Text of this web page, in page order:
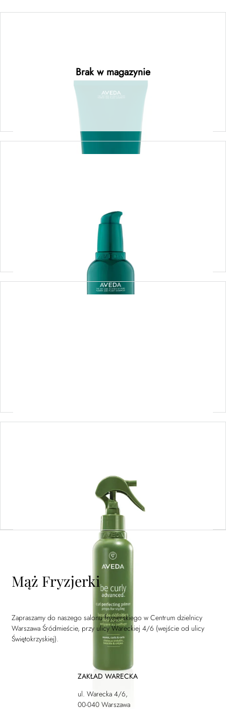
Dowiedz się więcej
Brak w magazynie
175,00
Dodaj do koszyka
Dowiedz się więcej
Mąż Fryzjerki
Zapraszamy do naszego salonu fryzjerskiego w Centrum dzielnicy
Warszawa Śródmieście, przy ulicy Wareckiej 4/6 (wejście od ulicy
Świętokrzyskiej).
ZAKŁAD WARECKA
ul. Warecka 4/6,
00-040 Warszawa